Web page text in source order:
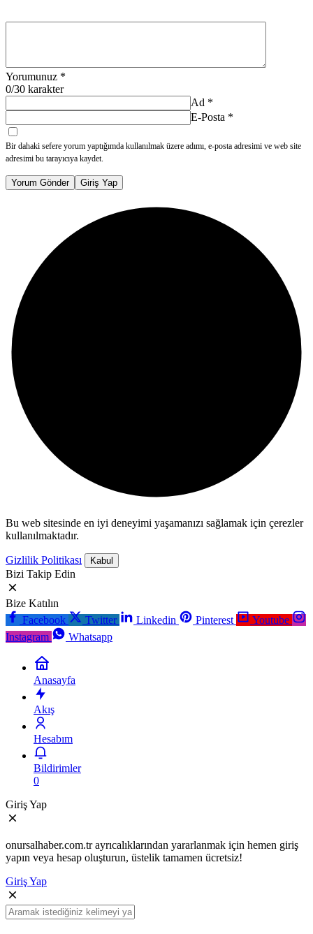
Yorumunuz *
0/30 karakter
Ad *
E-Posta *
Bir dahaki sefere yorum yaptığımda kullanılmak üzere adımı, e-posta adresimi ve web site
adresimi bu tarayıcıya kaydet.
Yorum Gönder Giriş Yap
Bu web sitesinde en iyi deneyimi yaşamanızı sağlamak için çerezler
kullanılmaktadır.
Gizlilik Politikası Kabul
Bizi Takip Edin
Bize Katılın
Facebook
Twitter Linkedin Pinterest
Youtube
Instagram
Whatsapp
Anasayfa
Akış
Hesabım
Bildirimler
0
Giriş Yap
onursalhaber.com.tr ayrıcalıklarından yararlanmak için hemen giriş
yapın veya hesap oluşturun, üstelik tamamen ücretsiz!
Giriş Yap